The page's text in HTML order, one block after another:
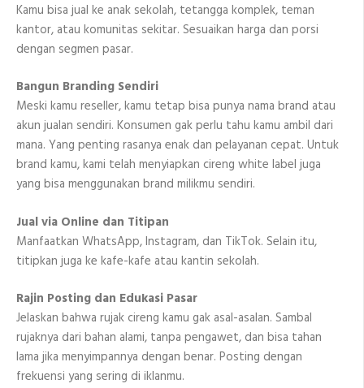
Kamu bisa jual ke anak sekolah, tetangga komplek, teman
kantor, atau komunitas sekitar. Sesuaikan harga dan porsi
dengan segmen pasar.
Bangun Branding Sendiri
Meski kamu reseller, kamu tetap bisa punya nama brand atau
akun jualan sendiri. Konsumen gak perlu tahu kamu ambil dari
mana. Yang penting rasanya enak dan pelayanan cepat. Untuk
brand kamu, kami telah menyiapkan cireng white label juga
yang bisa menggunakan brand milikmu sendiri.
Jual via Online dan Titipan
Manfaatkan WhatsApp, Instagram, dan TikTok. Selain itu,
titipkan juga ke kafe-kafe atau kantin sekolah.
Rajin Posting dan Edukasi Pasar
Jelaskan bahwa rujak cireng kamu gak asal-asalan. Sambal
rujaknya dari bahan alami, tanpa pengawet, dan bisa tahan
lama jika menyimpannya dengan benar. Posting dengan
frekuensi yang sering di iklanmu.